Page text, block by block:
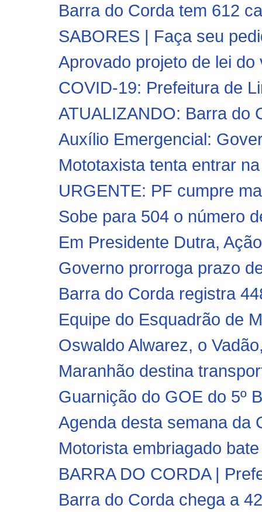
Barra do Corda tem 612
SABORES | Faça seu
Aprovado projeto de lei
COVID-19: Prefeitura de
ATUALIZANDO: Barra do
Auxílio Emergencial:
Mototaxista tenta entrar
URGENTE: PF cumpre
Sobe para 504 o número
Em Presidente Dutra,
Governo prorroga prazo
Barra do Corda registra
Equipe do Esquadrão de
Oswaldo Alwarez, o
Maranhão destina
Guarnição do GOE do 5º
Agenda desta semana da
Motorista embriagado
BARRA DO CORDA |
Barra do Corda chega a